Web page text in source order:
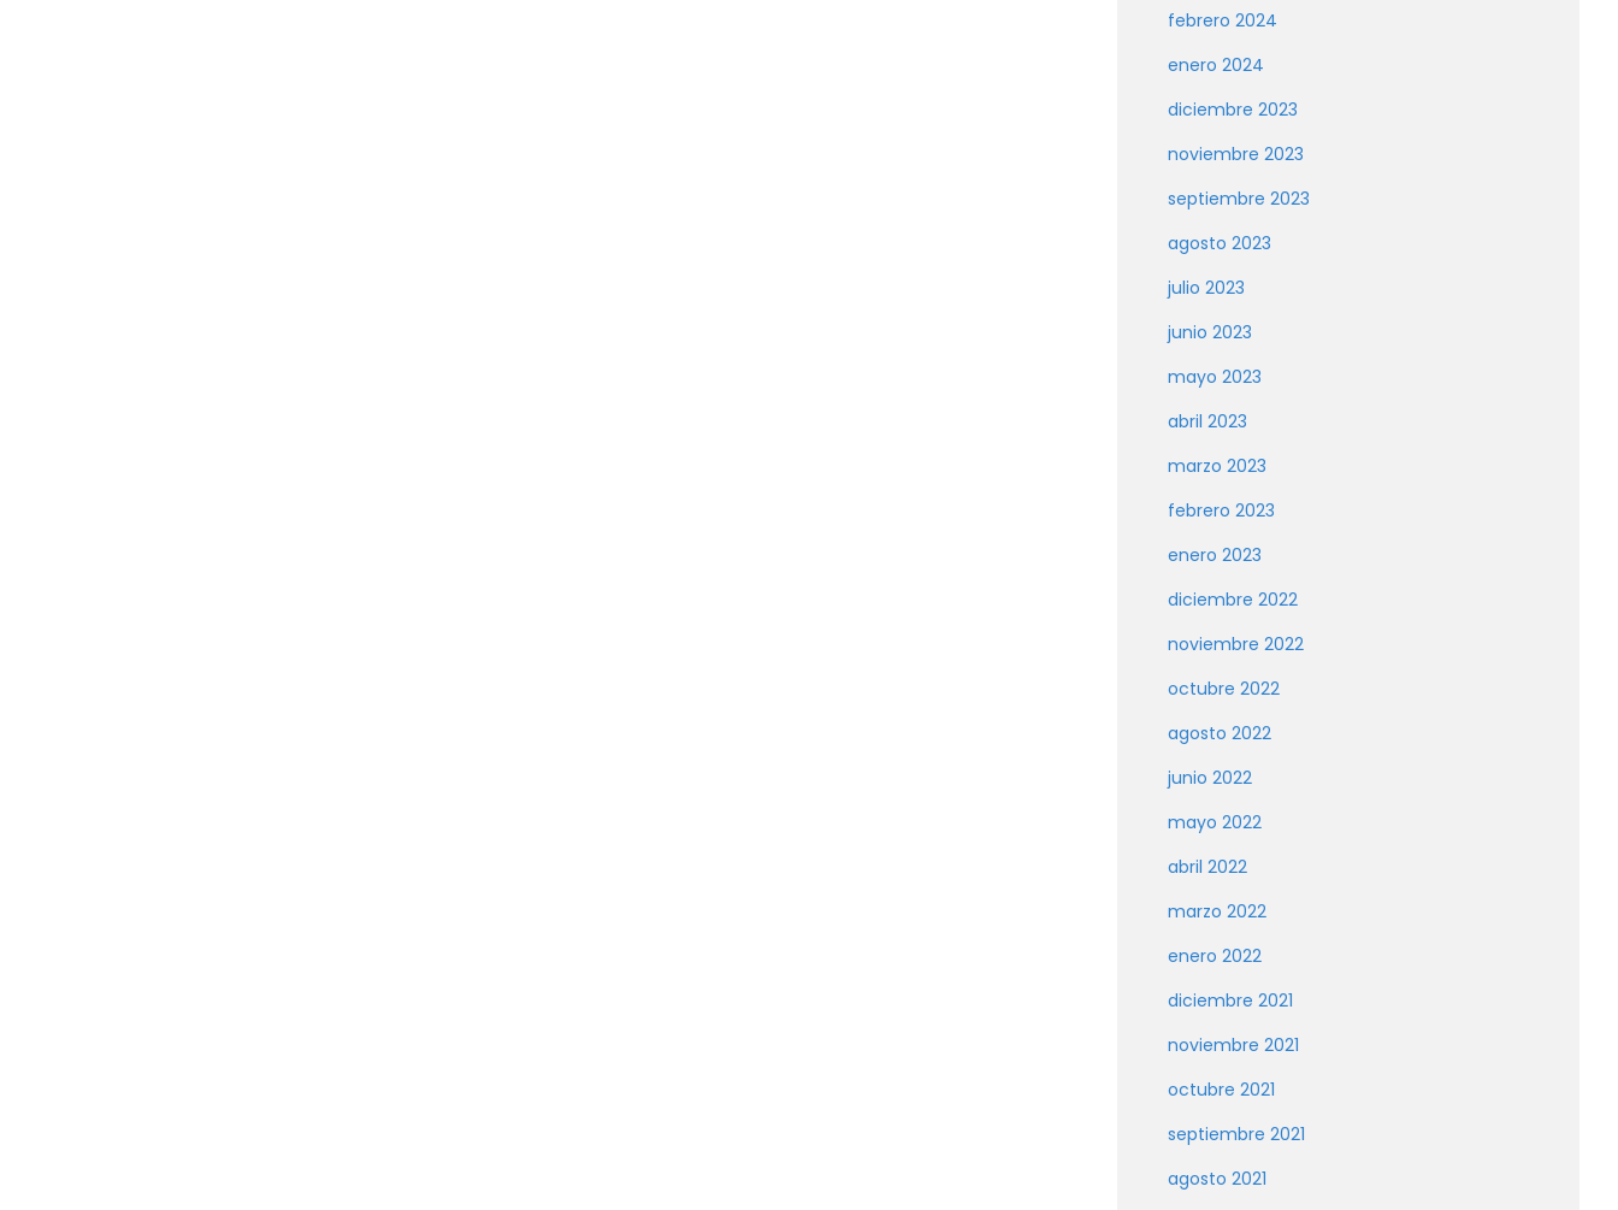
febrero 2024
enero 2024
diciembre 2023
noviembre 2023
septiembre 2023
agosto 2023
julio 2023
junio 2023
mayo 2023
abril 2023
marzo 2023
febrero 2023
enero 2023
diciembre 2022
noviembre 2022
octubre 2022
agosto 2022
junio 2022
mayo 2022
abril 2022
marzo 2022
enero 2022
diciembre 2021
noviembre 2021
octubre 2021
septiembre 2021
agosto 2021